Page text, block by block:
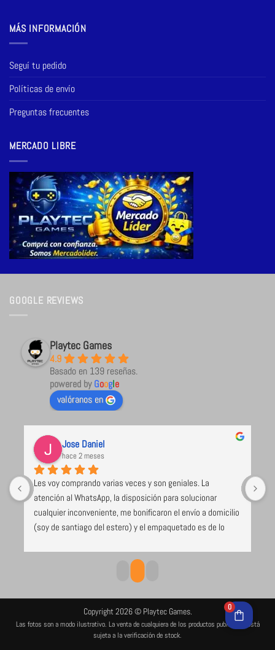
MÁS INFORMACIÓN
Seguí tu pedido
Políticas de envío
Preguntas frecuentes
MERCADO LIBRE
GOOGLE REVIEWS
Playtec Games
4.9
Basado en 139 reseñas.
powered byGoogle
valóranos en
Jose Daniel
hace 2 meses
Les voy comprando varias veces y son geniales. La
atención al WhatsApp, la disposición para solucionar
cualquier inconveniente, me bonificaron el envío a domicilio
(soy de santiago del estero) y el empaquetado es de lo
duro, los juegos envueltos en papel burbuja), despacho el
Copyright 2026 © Playtec Games.
Las fotos son a modo ilustrativo. La venta de cualquiera de los productos publicados está
sujeta a la verificación de stock.
0